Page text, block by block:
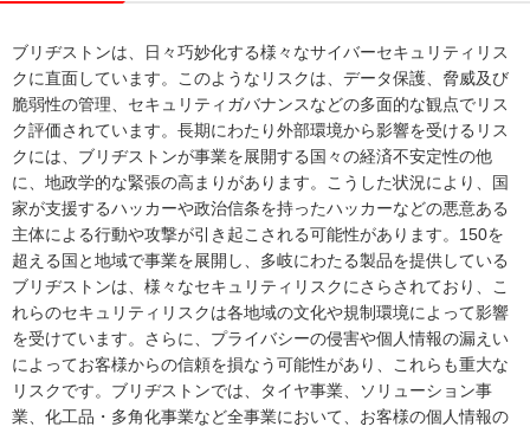
ブリヂストンは、日々巧妙化する様々なサイバーセキュリティリス
クに直面しています。このようなリスクは、データ保護、脅威及び
脆弱性の管理、セキュリティガバナンスなどの多面的な観点でリス
ク評価されています。長期にわたり外部環境から影響を受けるリス
クには、ブリヂストンが事業を展開する国々の経済不安定性の他
に、地政学的な緊張の高まりがあります。こうした状況により、国
家が支援するハッカーや政治信条を持ったハッカーなどの悪意ある
主体による行動や攻撃が引き起こされる可能性があります。150を
超える国と地域で事業を展開し、多岐にわたる製品を提供している
ブリヂストンは、様々なセキュリティリスクにさらされており、こ
れらのセキュリティリスクは各地域の文化や規制環境によって影響
を受けています。さらに、プライバシーの侵害や個人情報の漏えい
によってお客様からの信頼を損なう可能性があり、これらも重大な
リスクです。ブリヂストンでは、タイヤ事業、ソリューション事
業、化工品・多角化事業など全事業において、お客様の個人情報の